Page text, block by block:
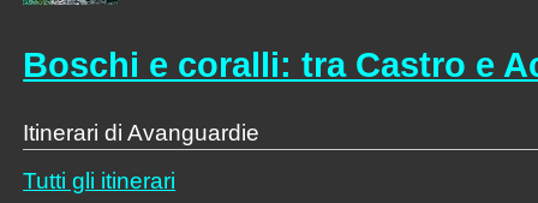
Boschi e coralli: tra Castro e
Itinerari di Avanguardie
Tutti gli itinerari